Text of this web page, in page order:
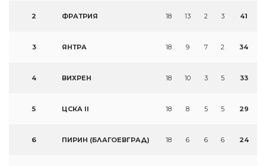
2 ФРАТРИЯ 18 13 2 3 41
3 ЯНТРА 18 9 7 2 34
4 ВИХРЕН 18 10 3 5 33
5 ЦСКА II 18 8 5 5 29
6 ПИРИН (БЛАГОЕВГРАД) 18 6 6 6 24